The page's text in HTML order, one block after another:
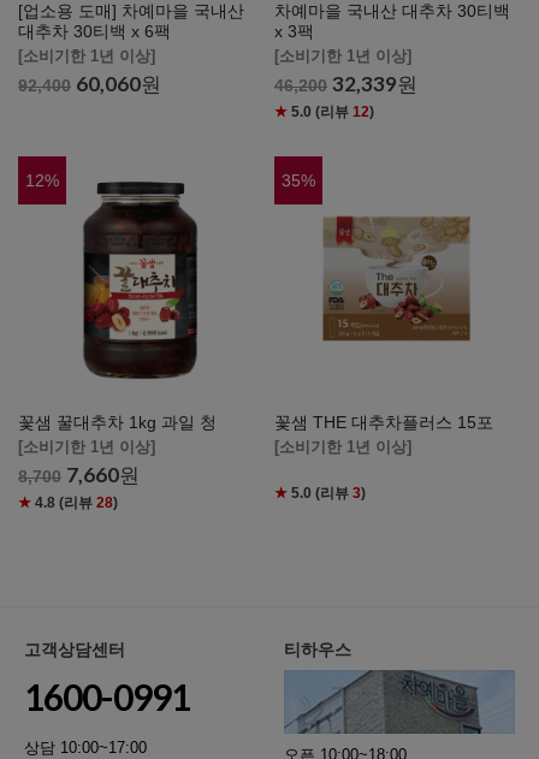
[업소용 도매] 차예마을 국내산
대추차 30티백 x 6팩
[소비기한 1년 이상]
92,400 60,060원
차예마을 국내산 대추차 30티백
x 3팩
[소비기한 1년 이상]
46,200 32,339원
★ 5.0 (리뷰12)
12%
꽃샘 꿀대추차 1kg 과일 청
[소비기한 1년 이상]
8,700 7,660원
★ 4.8 (리뷰 28)
35%
꽃샘 THE 대추차플러스 15포
[소비기한 1년 이상]
★ 5.0 (리뷰3)
고객상담센터
1600-0991
상담 10:00~17:00
티하우스
오픈 10:00~18:00